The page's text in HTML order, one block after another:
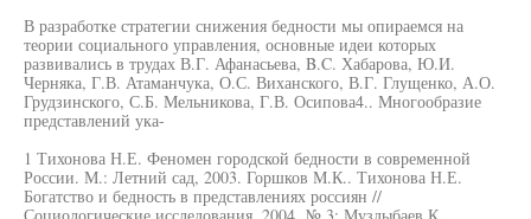
В разработке стратегии снижения бедности мы опираемся на
теории социального управления, основные идеи которых
развивались в трудах В.Г. Афанасьева, B.C. Хабарова, Ю.И.
Черняка, Г.В. Атаманчука, О.С. Виханского, В.Г. Глущенко, А.О.
Грудзинского, С.Б. Мельникова, Г.В. Осипова4.. Многообразие
представлений ука-
1 Тихонова Н.Е. Феномен городской бедности в современной
России. М.: Летний сад, 2003. Горшков М.К.. Тихонова Н.Е.
Богатство и бедность в представлениях россиян //